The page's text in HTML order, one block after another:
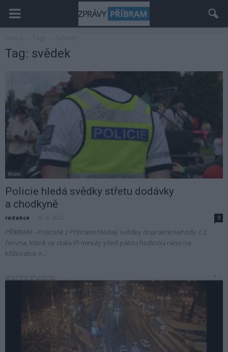
Tag: svědek
Krimi
Policie hledá svědky střetu dodávky
a chodkyně
redakce 0
PŘÍBRAM - Policisté z Příbrami hledají svědky dopravní nehody z 2.
června, která se stala tři minuty před pátou hodinou ráno na
křižovatce v...